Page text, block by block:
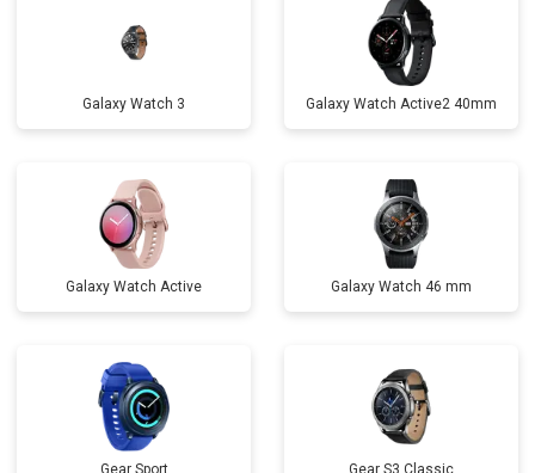
Galaxy Watch 3 Galaxy Watch Active2 40mm
Galaxy Watch Active Galaxy Watch 46 mm
Gear Sport Gear S3 Classic